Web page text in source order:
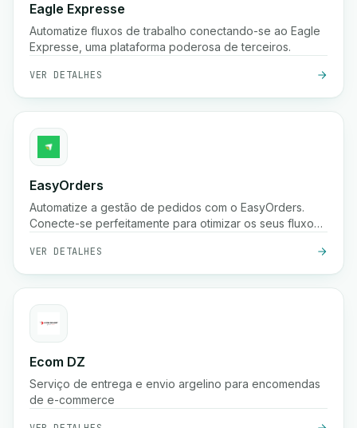
Eagle Expresse
Automatize fluxos de trabalho conectando-se ao Eagle
Expresse, uma plataforma poderosa de terceiros.
VER DETALHES
EasyOrders
Automatize a gestão de pedidos com o EasyOrders.
Conecte-se perfeitamente para otimizar os seus fluxos
VER DETALHES
Ecom DZ
Serviço de entrega e envio argelino para encomendas
de e-commerce